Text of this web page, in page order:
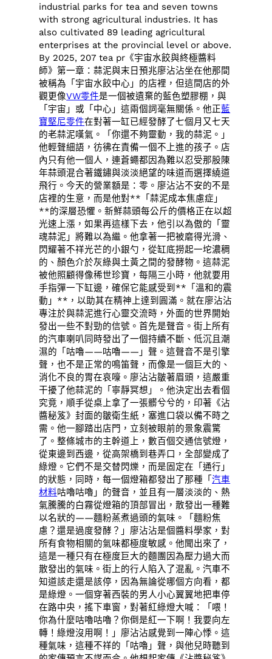
industrial parks for tea and seven towns
with strong agricultural industries. It has
also cultivated 89 leading agricultural
enterprises at the provincial level or above.
By 2025, 207 tea pr《宇宙水餃與終極醬料
師》第一章：蒜泥與末日預兆廖沾沾坐在他那間
被稱為「宇宙水餃中心」的店裡，但這間店的外
觀更像VW零件是一個被遺棄的藍色塑膠棚，與
「宇宙」或「中心」這兩個詞毫無關係。他正藍
寶堅尼零件在對著一缸已經發酵了七個月又七天
的老蒜泥嘆氣。「你還不夠靈動，我的蒜泥。」
他輕聲細語，彷彿在責備一個不上進的孩子。店
內只有他一個人，連蒼蠅都因為難以忍受那股陳
年蒜頭混合著鐵鏽與淡淡絕望的味道而選擇繞道
飛行。今天的營業額是：零。廖沾沾不安的不是
店裡的生意，而是他對**「蒜泥成本焦慮症」
**的深層恐懼。新鮮蒜頭每公斤的價格正在以超
光速上漲，如果再這樣下去，他引以為傲的「靈
魂蒜泥」將難以為繼。他拿著一把被磨得光滑、
閃耀著不祥光芒的小銀勺，從缸底撈起一坨濃稠
的、顏色介於灰綠與土黃之間的發酵物。這蒜泥
被他照顧得像稀世珍寶，每隔三小時，他就要用
手指彈一下缸邊，確保它能感受到**「溫和的震
動」**，以助其在精神上達到圓滿。就在廖沾沾
專注於與蒜泥進行心靈交流時，外面的世界開始
發出一些不對勁的信號。首先是聲音。街上所有
的汽車喇叭同時發出了一個持續不斷、低沉且潮
濕的「咕嚕——咕嚕——」聲。這聲音不是引擎
聲，也不是正常的鳴笛聲，而像是一個巨大的、
消化不良的胃在哀嚎。廖沾沾皺著眉頭，這嚴重
干擾了他蒜泥的「寧靜冥想」。他決定出去看個
究竟，順手從桌上拿了一張髒兮兮的，印著《沾
醬秘笈》封面的皺衛生紙，塞進口袋以備不時之
需。他一腳踏出店門，立刻被眼前的景象震驚
了。整條城市的主幹道上，數百個交通信號燈，
從東邊到西邊，從高架橋到巷弄口，全部變成了
綠燈。它們不是交替閃爍，而是固定在「通行」
的狀態，同時，每一個燈箱都發出了那種「汽車
材料咕嚕咕嚕」的聲音，並且有一層淡淡的、熱
氣騰騰的白霧從燈箱的頂部冒出，散發出一種難
以名狀的——麵粉蒸煮過頭的氣味。「麵粉焦
慮？還是過度發酵？」廖沾沾是個醬料學家，對
所有食物相關的氣味都極度敏感。他聞出來了，
這是一種只有在極度巨大的麵團因為壓力過大而
散發出的氣味。街上的行人陷入了混亂。汽車不
知道該走還是該停，因為無論從哪個方向看，都
是綠燈。一個穿著西裝的男人小心翼翼地把車停
在路中央，搖下車窗，對著紅綠燈大喊：「喂！
你為什麼咕嚕咕嚕？你倒是紅一下啊！我要向左
轉！綠燈沒用啊！」廖沾沾感覺到一陣心悸。這
種氣味，這種不祥的「咕嚕」聲，與他兒時聽到